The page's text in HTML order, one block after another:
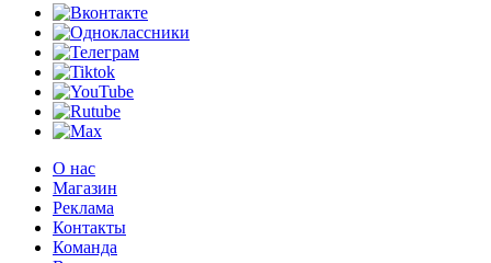
О нас
Магазин
Реклама
Контакты
Команда